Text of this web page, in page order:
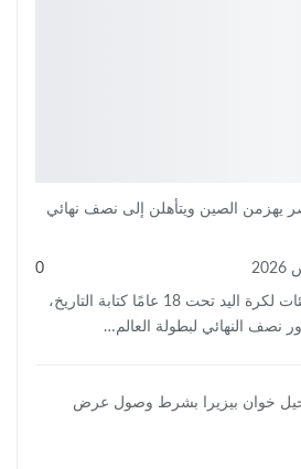
يهزمن الصين ويتأهلن إلى نصف نهائي
واصل منتخب مصر للناشئات لكرة اليد تحت 18 عامًا كتابة التاريخ،
نصف النهائي لبطولة العالم…
خوان بيزيرا بشرط وصول عرض